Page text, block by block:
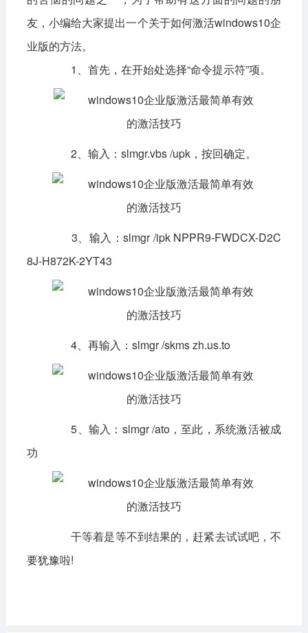
生活实用
系统软件 应用软件
友，小编给大家提出一个关于如何激活windows10企
业版的方法。
1、首先，在开始处选择“命令提示符”项。
2、输入：slmgr.vbs /upk，按回确定。
3、输入：slmgr /ipk NPPR9-FWDCX-D2C
8J-H872K-2YT43
4、再输入：slmgr /skms zh.us.to
5、输入：slmgr /ato，至此，系统激活被成
功
干等着是等不到结果的，赶紧去试试吧，不
要犹豫啦!